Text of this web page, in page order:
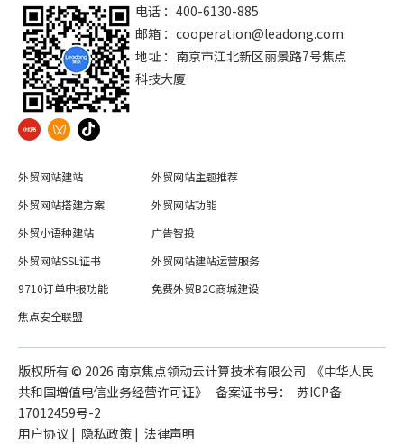
电话 ：400-6130-885
邮箱 ： cooperation@leadong.com
地址 ：南京市江北新区丽景路7号焦点
科技大厦
外贸网站建站
外贸网站主题推荐
外贸网站搭建方案
外贸网站功能
外贸小语种建站
广告智投
外贸网站SSL证书
外贸网站建站运营服务
9710订单申报功能
免费外贸B2C商城建设
焦点安全联盟
版权所有 ©️ 2026 南京焦点领动云计算技术有限公司 《中华人民
共和国增值电信业务经营许可证》 备案证书号： 苏ICP备
17012459号-2
用户协议 | 隐私政策 | 法律声明